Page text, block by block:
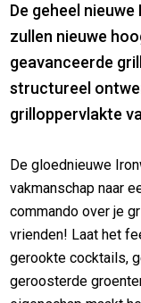
De geheel
zullen nieuwe
geavanceerde
structureel
grilloppervlakte
De gloednieuwe
vakmanschap naar
commando over je
vrienden! Laat het
gerookte cocktails,
geroosterde